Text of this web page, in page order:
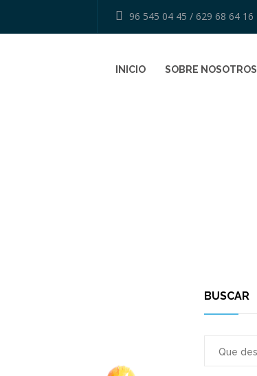
96 545 04 45 / 629 68 64 16
INICIO SOBRE NOSOTROS
BUSCAR